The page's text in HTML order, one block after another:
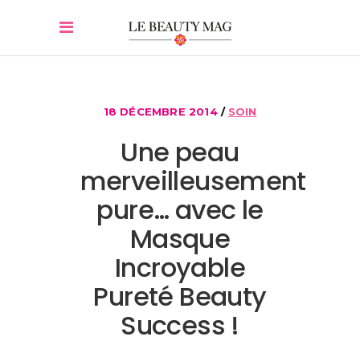
18 DÉCEMBRE 2014 SOIN
Une peau
merveilleusement
pure… avec le
Masque
Incroyable
Pureté Beauty
Success !